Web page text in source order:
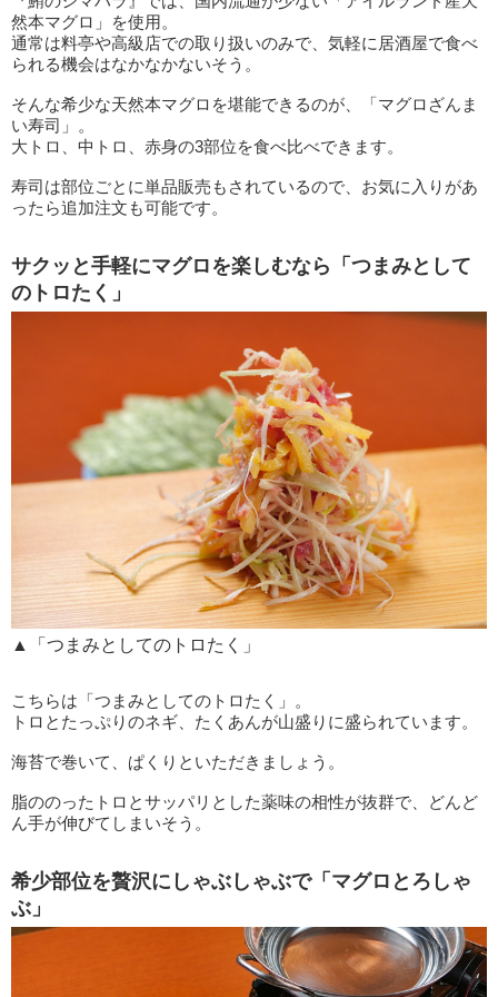
然本マグロ」を使用。
通常は料亭や高級店での取り扱いのみで、気軽に居酒屋で食べ
られる機会はなかなかないそう。
そんな希少な天然本マグロを堪能できるのが、「マグロざんま
い寿司」。
大トロ、中トロ、赤身の3部位を食べ比べできます。
寿司は部位ごとに単品販売もされているので、お気に入りがあ
ったら追加注文も可能です。
サクッと手軽にマグロを楽しむなら「つまみとして
のトロたく」
▲「つまみとしてのトロたく」
こちらは「つまみとしてのトロたく」。
トロとたっぷりのネギ、たくあんが山盛りに盛られています。
海苔で巻いて、ぱくりといただきましょう。
脂ののったトロとサッパリとした薬味の相性が抜群で、どんど
ん手が伸びてしまいそう。
希少部位を贅沢にしゃぶしゃぶで「マグロとろしゃ
ぶ」